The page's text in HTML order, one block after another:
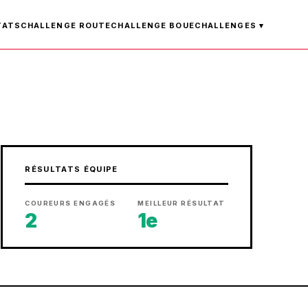
CHALLENGE ROUTECHALLENGE BOUECHALLENGES ▾
RÉSULTATS ÉQUIPE
COUREURS ENGAGÉS
2
MEILLEUR RÉSULTAT
1e